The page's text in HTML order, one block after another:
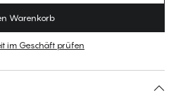
empfohlene Größe
Warenkorb
im Geschäft prüfen